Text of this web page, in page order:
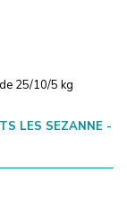
25/10/5 kg
LES SEZANNE -